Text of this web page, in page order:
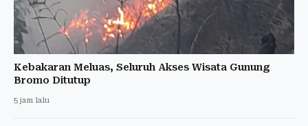
Kebakaran Meluas, Seluruh Akses Wisata Gunung
Bromo Ditutup
5 jam lalu